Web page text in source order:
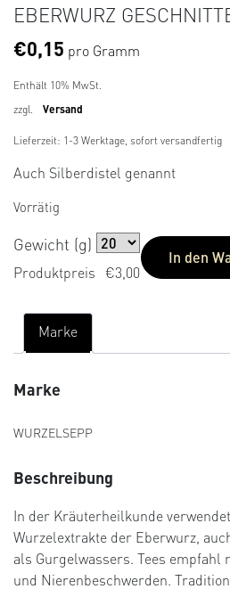
EBERWURZ
€0,15 pro Gramm
Enthält 10% MwSt.
zzgl.
Versand
Lieferzeit: 1-3 Werktage, sofort versandfertig
Auch Silberdistel genannt
Vorrätig
Gewicht (g)
Produktpreis €3,00
In den
Marke
Marke
WURZELSEPP
Beschreibung
In der Kräuterheilkunde
Wurzelextrakte der Eberwurz,
als Gurgelwassers. Tees empfahl
und Nierenbeschwerden.